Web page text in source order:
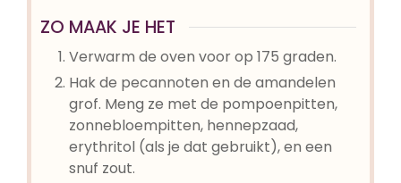
ZO MAAK JE HET
Verwarm de oven voor op 175 graden.
Hak de pecannoten en de amandelen
grof. Meng ze met de pompoenpitten,
zonnebloempitten, hennepzaad,
erythritol (als je dat gebruikt), en een
snuf zout.